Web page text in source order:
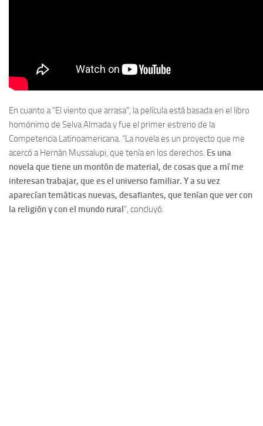
En cuanto a “El viento que arrasa”, la película está basada en el libro
homónimo de Selva Almada y fue el primer estreno de la
Competencia Latinoamericana. “La novela es un proyecto que me
acercó a Hernán Mussalupi, que tenía en los derechos. Es una
novela que tiene un montón de material, de cosas que a mí me
interesan trabajar, que es el universo familiar. Y a su vez
aparecían temáticas nuevas, desafiantes, que tenían que ver con
la religión y con el mundo rural“, concluyó.